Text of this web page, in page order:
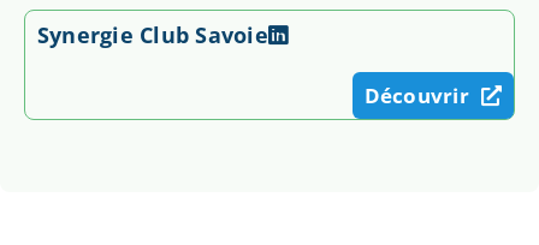
Synergie Club Savoie
Découvrir